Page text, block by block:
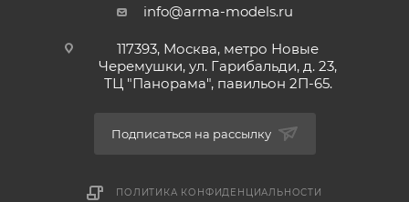
info@arma-models.ru
117393, Москва, метро Новые
Черемушки, ул. Гарибальди, д. 23,
ТЦ "Панорама", павильон 2П-65.
Подписаться на рассылку
ПОЛИТИКА КОНФИДЕНЦИАЛЬНОСТИ